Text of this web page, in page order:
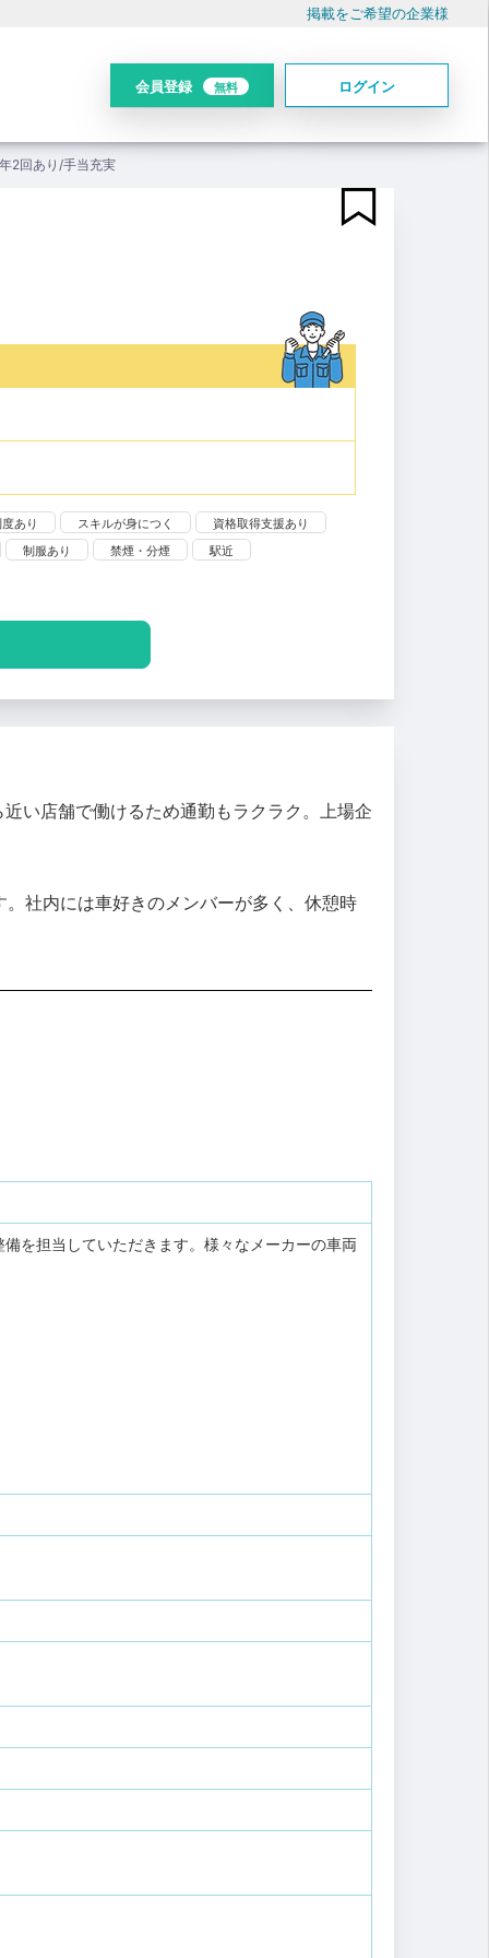
掲載をご希望の企業様
会員登録 無料 ログイン
2回あり/手当充実
あり スキルが身につく
資格取得支援あり
制服あり
禁煙・分煙 駅近
い店舗で働けるため通勤もラクラク。上場企
社内には車好きのメンバーが多く、休憩時
を担当していただきます。様々なメーカーの車両